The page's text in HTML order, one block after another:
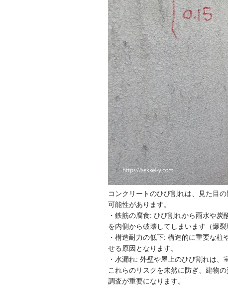
コンクリートのひび割れは、見た目
可能性があります。
・鉄筋の腐食: ひび割れから雨水や
を内側から破壊してしまいます（爆裂
・構造耐力の低下: 構造的に重要な
せる原因となります。
・水漏れ: 外壁や屋上のひび割れは、
これらのリスクを未然に防ぎ、建物
調査が重要になります。